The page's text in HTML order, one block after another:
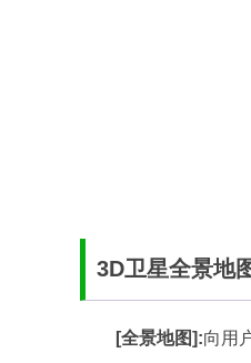
3D卫星全景地
[全景地图]:向用